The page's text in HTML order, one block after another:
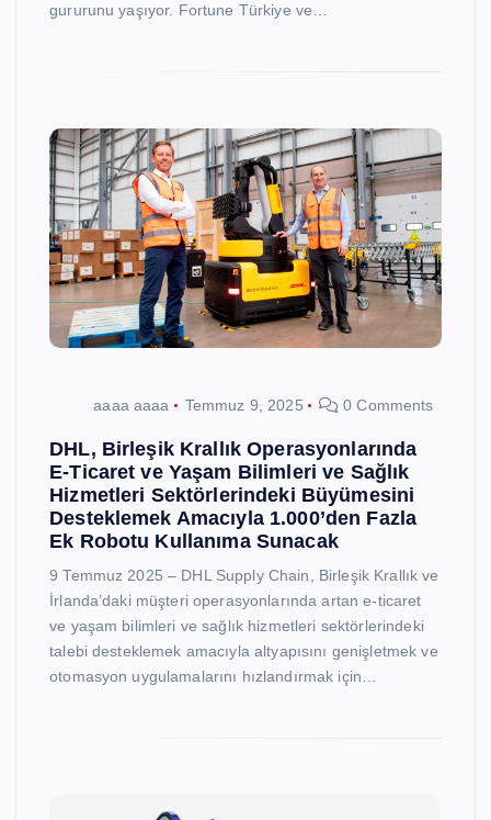
gururunu yaşıyor. Fortune Türkiye ve…
aaaa aaaa Temmuz 9, 2025 0 Comments
DHL, Birleşik Krallık Operasyonlarında
E-Ticaret ve Yaşam Bilimleri ve Sağlık
Hizmetleri Sektörlerindeki Büyümesini
Desteklemek Amacıyla 1.000’den Fazla
Ek Robotu Kullanıma Sunacak
9 Temmuz 2025 – DHL Supply Chain, Birleşik Krallık ve
İrlanda’daki müşteri operasyonlarında artan e-ticaret
ve yaşam bilimleri ve sağlık hizmetleri sektörlerindeki
talebi desteklemek amacıyla altyapısını genişletmek ve
otomasyon uygulamalarını hızlandırmak için…